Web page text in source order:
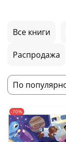
Все книги
Распродажа
-70%